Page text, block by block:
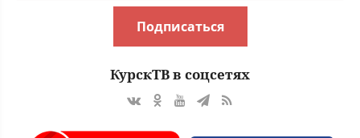
Подписаться
КурскТВ в соцсетях